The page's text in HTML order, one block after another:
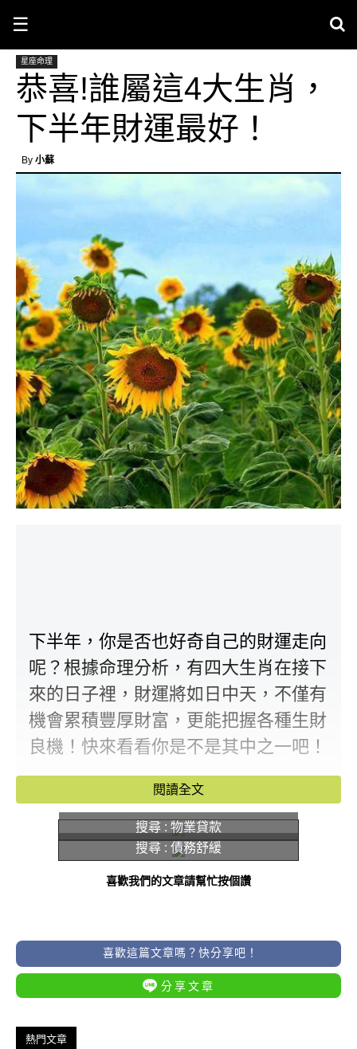
☰
星座命理
恭喜!誰屬這4大生肖，
下半年財運最好！
By 小蘇
下半年，你是否也好奇自己的財運走向
呢？根據命理分析，有四大生肖在接下
來的日子裡，財運將如日中天，不僅有
機會累積豐厚財富，更能把握各種生財
良機！快來看看你是不是其中之一吧！
閱讀全文
搜尋 : 物業貸款
搜尋 : 債務舒緩
喜歡我們的文章請幫忙按個讚
喜歡這篇文章嗎？快分享吧！
分享文章
熱門文章